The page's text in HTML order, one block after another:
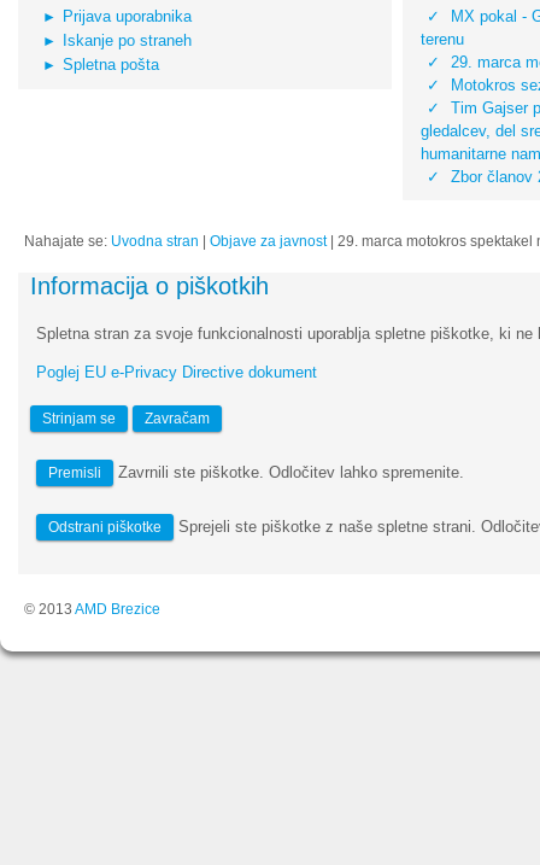
Prijava uporabnika
Iskanje po straneh
Spletna pošta
MX pokal -
terenu
29. marca
Motokros
Tim Gajser
gledalcev, del
humanitarne
Zbor članov
Nahajate se: Uvodna stran Objave za javnost| 29. marca motokros spektakel
Informacija o piškotkih
Spletna stran za svoje funkcionalnosti uporablja spletne piškotke, ki
Poglej EU e-Privacy Directive dokument
Strinjam se Zavračam
Premisli Zavrnili ste piškotke. Odločitev lahko spremenite.
Odstrani piškotke Sprejeli ste piškotke z naše spletne strani.
© 2013 AMD Brezice